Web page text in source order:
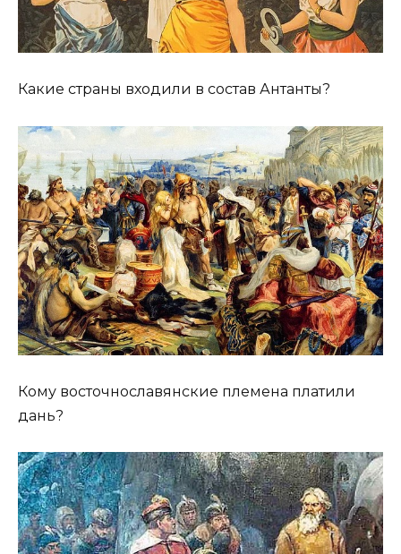
Какие страны входили в состав Антанты?
Кому восточнославянские племена платили
дань?